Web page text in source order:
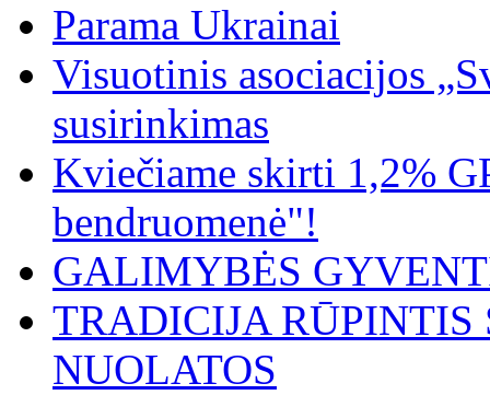
Parama Ukrainai
Visuotinis asociacijos
susirinkimas
Kviečiame skirti 1,2%
bendruomenė"!
GALIMYBĖS
TRADICIJA
NUOLATOS